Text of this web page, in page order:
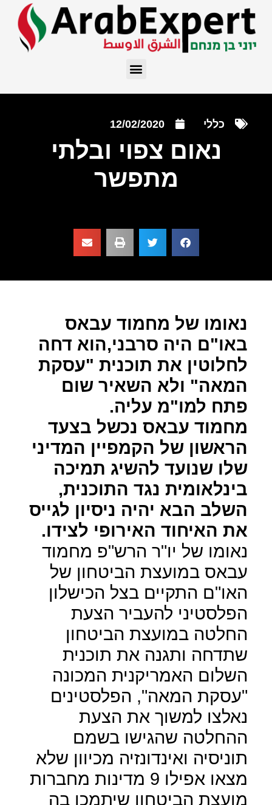
כללי 12/02/2020
נאום צפוי ובלתי
מתפשר
נאומו של מחמוד עבאס
באו"ם היה סרבני,הוא דחה
לחלוטין את תוכנית "עסקת
המאה" ולא השאיר שום
פתח למו"מ עליה.
מחמוד עבאס נכשל בצעד
הראשון של הקמפיין המדיני
שלו שנועד להשיג תמיכה
בינלאומית נגד התוכנית,
השלב הבא יהיה ניסיון לגייס
את האיחוד האירופי לצידו.
נאומו של יו"ר הרש"פ מחמוד
עבאס במועצת הביטחון של
האו"ם התקיים בצל הכישלון
הפלסטיני להעביר הצעת
החלטה במועצת הביטחון
שתדחה ותגנה את תוכנית
השלום האמריקנית המכונה
"עסקת המאה", הפלסטינים
נאלצו למשוך את הצעת
ההחלטה שהגישו בשמם
תוניסיה ואינדונזיה מכיוון שלא
מצאו אפילו 9 מדינות מחברות
מועצת הביטחון שיתמכו בה